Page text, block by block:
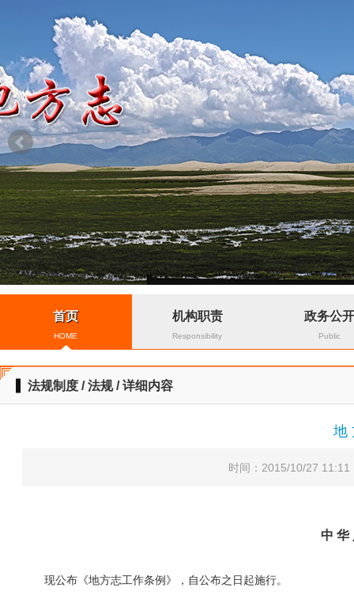
首页
HOME
机构职责
Responsibility
政务公开
Public
法规制度 / 法规 / 详细内容
地
时间：2015/10/27
中 华
现公布《地方志工作条例》，自公布之日起施行。